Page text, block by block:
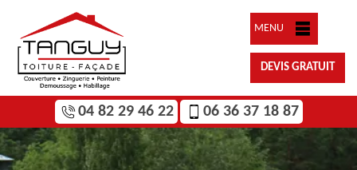
MENU
DEVIS GRATUIT
04 82 29 46 22 06 36 37 18 87